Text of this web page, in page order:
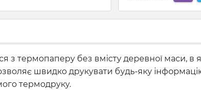
термопаперу без вмісту деревної маси, в
швидко друкувати будь-яку
термодруку.